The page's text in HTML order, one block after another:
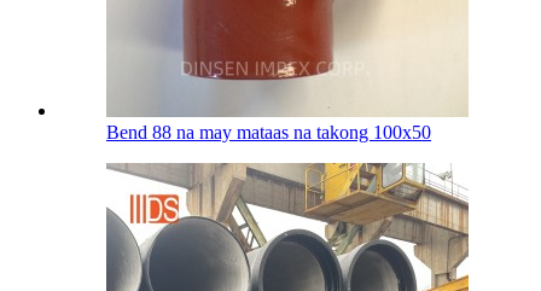
Bend 88 na may mataas na takong 100х50